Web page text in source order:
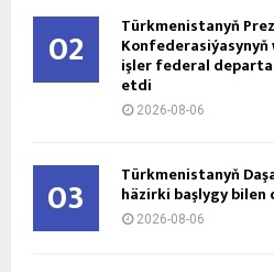
02 Türkmenistanyň
işler federal
etdi
2026-08-06
03 Türkmenistanyň
häzirki başlygy bilen
2026-08-06